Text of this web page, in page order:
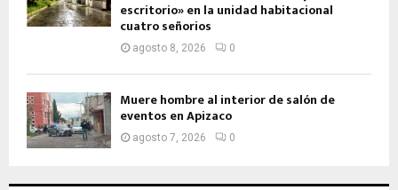
escritorio» en la unidad habitacional
cuatro señorios
agosto 8, 2026 0
Muere hombre al interior de salón de
eventos en Apizaco
agosto 7, 2026 0